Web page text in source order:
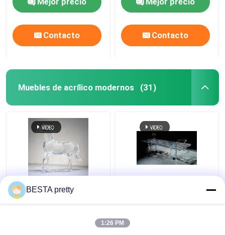
Contacto Contacto
Muebles de acrílico modernos (31)
Venus Artwork Color y
tamaño Acrílico
personalizada Fuente
de fábrica Arte acrílico
Fuente de fábrica Mesa
y tamaño Una pieza
personalizada
BESTA pretty
1:26 PM